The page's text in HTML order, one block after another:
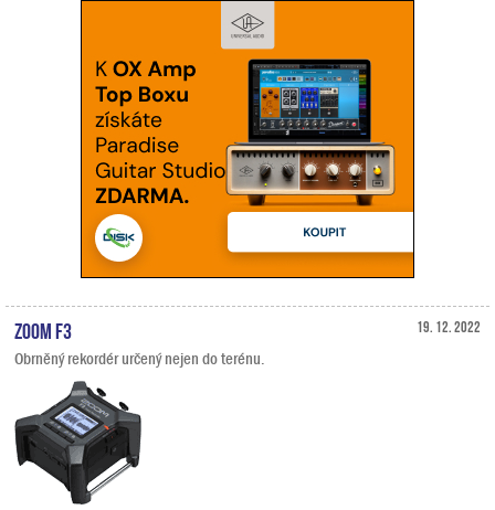
19. 12. 2022
Zoom F3
Obrněný rekordér určený nejen do terénu.